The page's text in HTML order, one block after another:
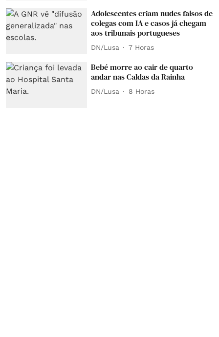
Adolescentes criam nudes falsos de
colegas com IA e casos já chegam
aos tribunais portugueses
DN/Lusa 7 Horas
Bebé morre ao cair de quarto
andar nas Caldas da Rainha
DN/Lusa 8 Horas